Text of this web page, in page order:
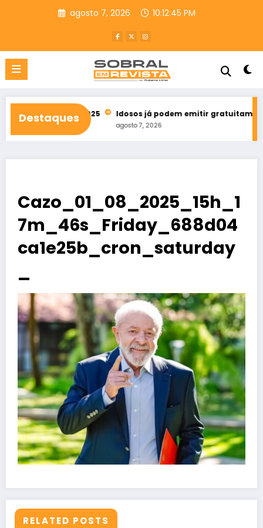
agosto 7, 2026 10:12:46 PM
Destaques
em 2025 Idosos já podem emitir gratuitamente
agosto 7, 2026
Cazo_01_08_2025_15h_1
7m_46s_Friday_688d04
ca1e25b_cron_saturday
_
RELATED POSTS